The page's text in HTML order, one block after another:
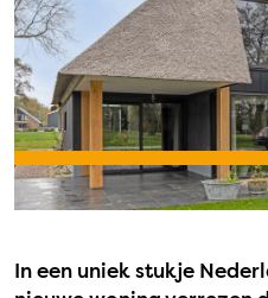
In een uniek stukje